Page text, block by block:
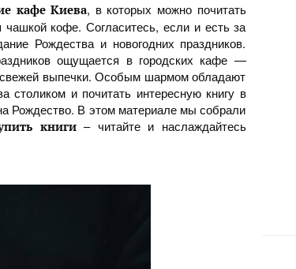
кафе Киева, в которых можно почитать
чашкой кофе. Согласитесь, если и есть за
Рождества и новогодних праздников.
ощущается в городских кафе —
выпечки. Особым шармом обладают
столиком и почитать интересную книгу в
Рождество. В этом материале мы собрали
книги– читайте и наслаждайтесь